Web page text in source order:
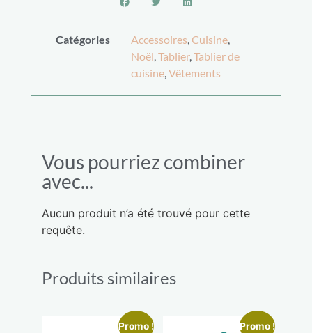
Catégories Accessoires,Cuisine,
Noël,Tablier,Tablier de
cuisine,Vêtements
Vous pourriez combiner
avec...
Aucun produit n’a été trouvé pour cette
requête.
Produits similaires
Promo ! Promo !